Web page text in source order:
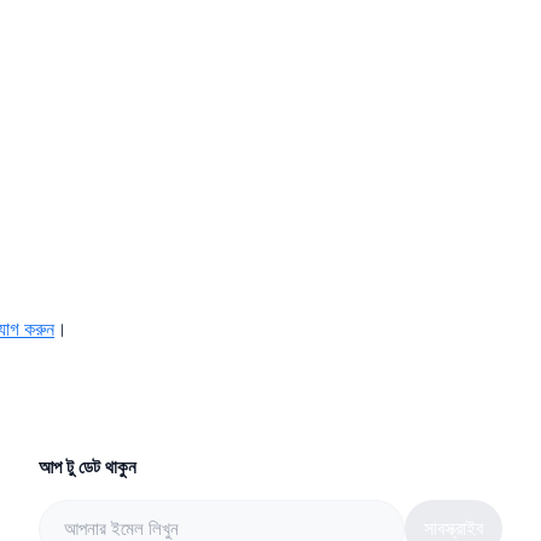
করুন।
আপ টু ডেট থাকুন